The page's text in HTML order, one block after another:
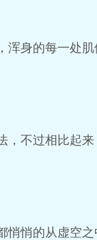
身的每一处
不过相比起
悄的从虚空